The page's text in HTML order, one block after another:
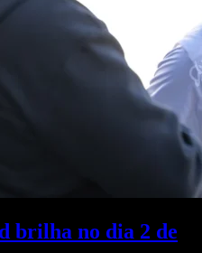
brilha no dia 2 de